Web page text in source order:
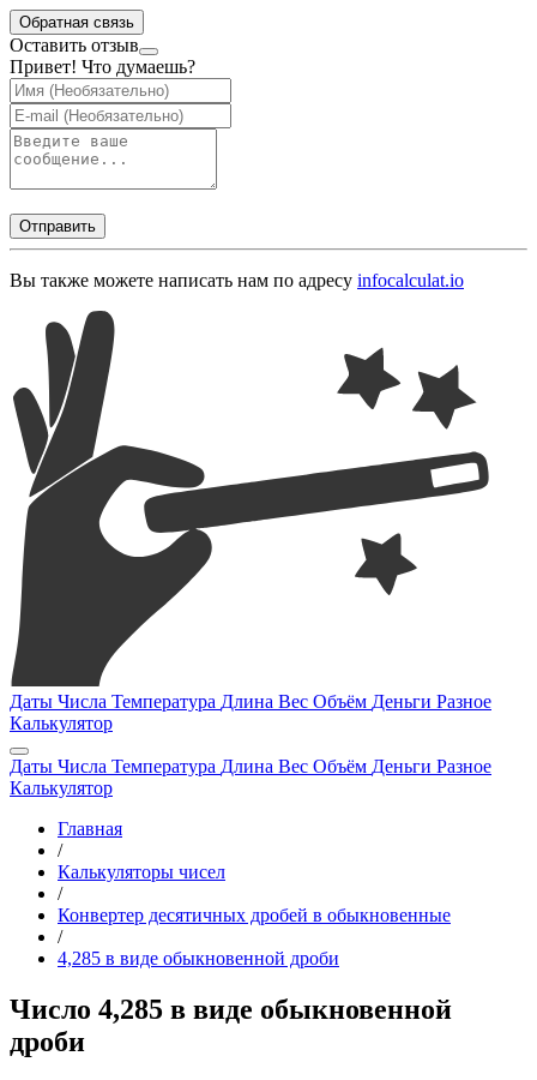
Обратная связь
Оставить отзыв
Привет! Что думаешь?
Отправить
Вы также можете написать нам по адресу infocalculat.io
Даты Числа Температура Длина Вес Объём Деньги Разное
Калькулятор
Даты Числа Температура Длина Вес Объём Деньги Разное
Калькулятор
Главная
/
Калькуляторы чисел
/
Конвертер десятичных дробей в обыкновенные
/
4,285 в виде обыкновенной дроби
Число 4,285 в виде обыкновенной
дроби